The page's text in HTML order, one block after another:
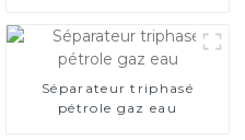
Séparateur triphasé
pétrole gaz eau